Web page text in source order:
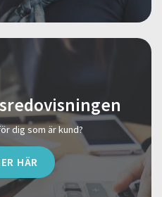
dig som är kund?
HÄR